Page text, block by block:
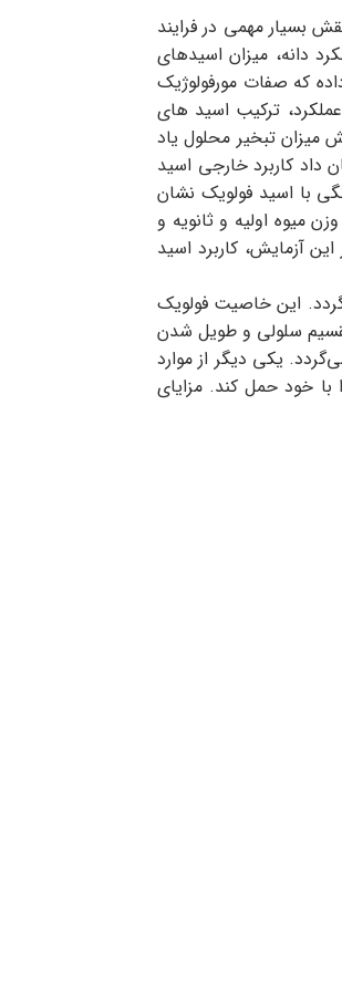
بسیار مهمی در فرایند
دانه، میزان اسیدهاي
که صفات مورفولوژیک
ترکیب اسید های
میزان تبخیر محلول یاد
کاربرد خارجی اسید
با اسید فولویک نشان
ميوه اوليه و ثانويه و
آزمايش، کاربرد اسيد
این خاصیت فولویک
سلولی و طویل شدن
یکی دیگر از موارد
قادر است به تنهایی 70 عنصر شامل عناصر میکرو را با خود حمل کند. مزایای